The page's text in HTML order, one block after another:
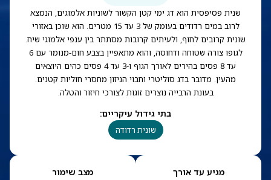
שנית פסיפסית הוא דג ימי קטן הקשור לשוניות אלמוגים, הנמצא
לרוב במים רדודים בעומק של 3 עד 15 מטרים. הוא שוכן באזורי
שונית קרובים לחוף, ולעיתים קרובות מסתתר בין ענפי אלמוגי שיח.
לגופו צורה שטוחה ודחוסה, והוא מתאפיין בצבע חום-מנומר עם 6
עד 8 פסים בהירים לאורך הגוף ו-3 עד 4 פסים כהים היוצאים
מהעין. מדובר בדג סוליטרי וחבוי הניזון מחסרי חוליות קטנים.
בעונת הרבייה נוצרים זוגות לצורכי חיזור והטלה.
בתי גידול עיקריים:
שונית רדודה
מגיע עד אורך מצב שימור